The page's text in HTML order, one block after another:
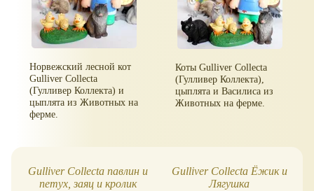
Норвежский лесной кот
Gulliver Collecta
(Гулливер Коллекта) и
цыплята из Животных на
ферме.
Коты Gulliver Collecta
(Гулливер Коллекта),
цыплята и Василиса из
Животных на ферме.
Gulliver Collecta павлин и
петух, заяц и кролик
Gulliver Collecta Ёжик и
Лягушка